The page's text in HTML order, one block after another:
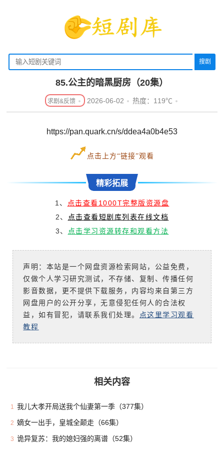
搜剧
85.公主的暗黑厨房（20集）
2026-06-02 热度：119℃
https://pan.quark.cn/s/ddea4a0b4e53
点击上方“链接”观看
精彩拓展
1、 点击查看1000T完整版资源盘
2、 点击查看短剧库列表在线文档
3、 点击学习资源转存和观看方法
声明：本站是一个网盘资源检索网站，公益免费，
仅做个人学习研究测试，不存储、复制、传播任何
影音数据，更不提供下载服务，内容均来自第三方
网盘用户的公开分享，无意侵犯任何人的合法权
益，如有冒犯，请联系我们处理。 点这里学习观看
教程
相关内容
1 我儿大孝开局送我个仙妻第一季（377集）
2 嫡女一出手，皇城全颠走（66集）
3 诡异复苏：我的媳妇强的离谱（52集）